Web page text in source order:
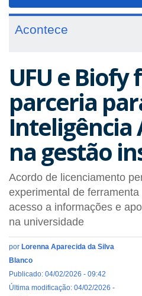
Acontece
UFU e
parceria
Inteligência
na gestão
Acordo de licenciamento
experimental de
acesso a informações e
na universidade
por Lorenna Aparecida da Silva
Blanco
Publicado: 04/02/2026 - 09:42
Última modificação: 04/02/2026 -